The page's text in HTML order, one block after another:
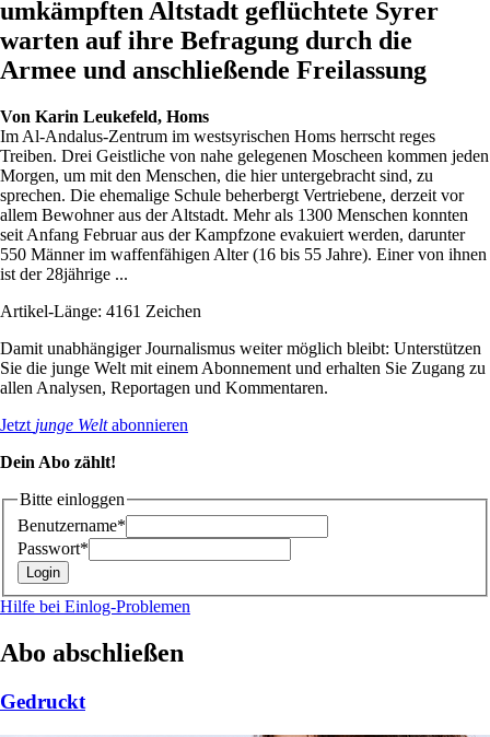
umkämpften Altstadt geflüchtete Syrer
warten auf ihre Befragung durch die
Armee und anschließende Freilassung
Von Karin Leukefeld, Homs
Im Al-Andalus-Zentrum im westsyrischen Homs herrscht reges
Treiben. Drei Geistliche von nahe gelegenen Moscheen kommen jeden
Morgen, um mit den Menschen, die hier untergebracht sind, zu
sprechen. Die ehemalige Schule beherbergt Vertriebene, derzeit vor
allem Bewohner aus der Altstadt. Mehr als 1300 Menschen konnten
seit Anfang Februar aus der Kampfzone evakuiert werden, darunter
550 Männer im waffenfähigen Alter (16 bis 55 Jahre). Einer von ihnen
ist der 28jährige ...
Artikel-Länge: 4161 Zeichen
Damit unabhängiger Journalismus weiter möglich bleibt: Unterstützen
Sie die junge Welt mit einem Abonnement und erhalten Sie Zugang zu
allen Analysen, Reportagen und Kommentaren.
Jetzt junge Weltabonnieren
Dein Abo zählt!
Bitte einloggen
Benutzername*
Passwort*
Hilfe bei Einlog-Problemen
Abo abschließen
Gedruckt